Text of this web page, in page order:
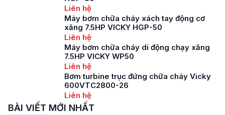
Liên hệ
Máy bơm chữa cháy xách tay động cơ
xăng 7.5HP VICKY HGP-50
Liên hệ
Máy bơm chữa cháy di động chạy xăng
7.5HP VICKY WP50
Liên hệ
Bơm turbine trục đứng chữa cháy Vicky
600VTC2800-26
Liên hệ
BÀI VIẾT MỚI NHẤT